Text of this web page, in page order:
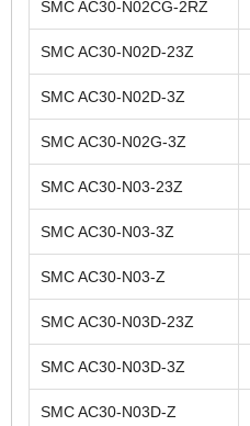
SMC AC30-N02CG-2RZ
SMC AC30-N02D-23Z
SMC AC30-N02D-3Z
SMC AC30-N02G-3Z
SMC AC30-N03-23Z
SMC AC30-N03-3Z
SMC AC30-N03-Z
SMC AC30-N03D-23Z
SMC AC30-N03D-3Z
SMC AC30-N03D-Z